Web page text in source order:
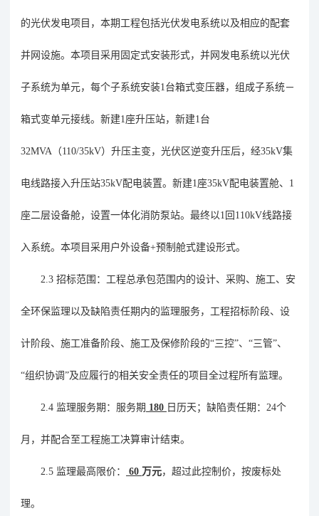
的光伏发电项目，本期工程包括光伏发电系统以及相应的配套
并网设施。本项目采用固定式安装形式，并网发电系统以光伏
子系统为单元，每个子系统安装1 台箱式变压器，组成子系统－
箱式变单元接线。新建1 座升压站，新建1 台
32MVA （110/35kV）升压主变，光伏区逆变升压后，经35kV集
电线路接入升压站35kV配电装置。新建1 座35kV配电装置舱、 1
座二层设备舱，设置一体化消防泵站。最终以 1 回 110kV线路接
入系统。本项目采用户外设备+预制舱式建设形式。
2.3 招标范围： 工程总承包范围内的设计、采购、施工、安
全环保监理以及缺陷责任期内的监理服务，工程招标阶段、设
计阶段、施工准备阶段、施工及保修阶段的“三控”、“三管”、
“组织协调”及应履行的相关安全责任的项目全过程所有监理。
2.4 监理服务期：服务期 180 日历天；缺陷责任期： 24个
月，并配合至工程施工决算审计结束。
2.5 监理最高限价： 60 万元，超过此控制价，按废标处
理。